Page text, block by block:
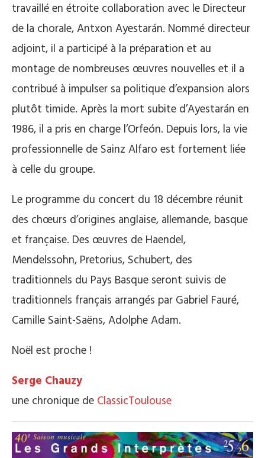
travaillé en étroite collaboration avec le Directeur
de la chorale, Antxon Ayestarán. Nommé directeur
adjoint, il a participé à la préparation et au
montage de nombreuses œuvres nouvelles et il a
contribué à impulser sa politique d’expansion alors
plutôt timide. Après la mort subite d’Ayestarán en
1986, il a pris en charge l’Orfeón. Depuis lors, la vie
professionnelle de Sainz Alfaro est fortement liée
à celle du groupe.
Le programme du concert du 18 décembre réunit
des chœurs d’origines anglaise, allemande, basque
et française. Des œuvres de Haendel,
Mendelssohn, Pretorius, Schubert, des
traditionnels du Pays Basque seront suivis de
traditionnels français arrangés par Gabriel Fauré,
Camille Saint-Saëns, Adolphe Adam.
Noël est proche !
Serge Chauzy
une chronique de ClassicToulouse